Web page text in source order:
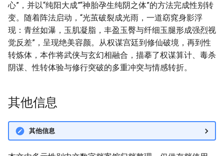
心”，并以“纯阳大成”“神胎孕生纯阴之体”的方法完成性别转
变。随着阵法启动，“光茧破裂成光雨，一道窈窕身影浮
现：青丝如瀑，玉肌凝脂，丰盈玉臀与纤细玉腿形成强烈视
觉反差”，呈现绝美容颜。从权谋宫廷到修仙破境，再到性
转炼体，本作将武侠与玄幻相融合，描摹了权谋算计、毒杀
阴谋、性转体验与修行突破的多重冲突与情感转折。
其他信息
其他信息